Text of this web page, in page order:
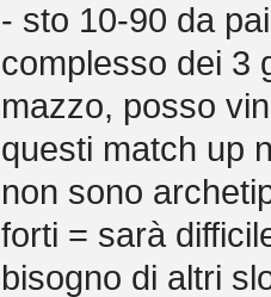
- sto 10-90 da
complesso dei 3
mazzo, posso
questi match up
non sono
forti = sarà
bisogno di altri